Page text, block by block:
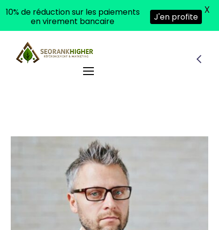
10% de réduction sur les paiements
en virement bancaire
J'en profite
X